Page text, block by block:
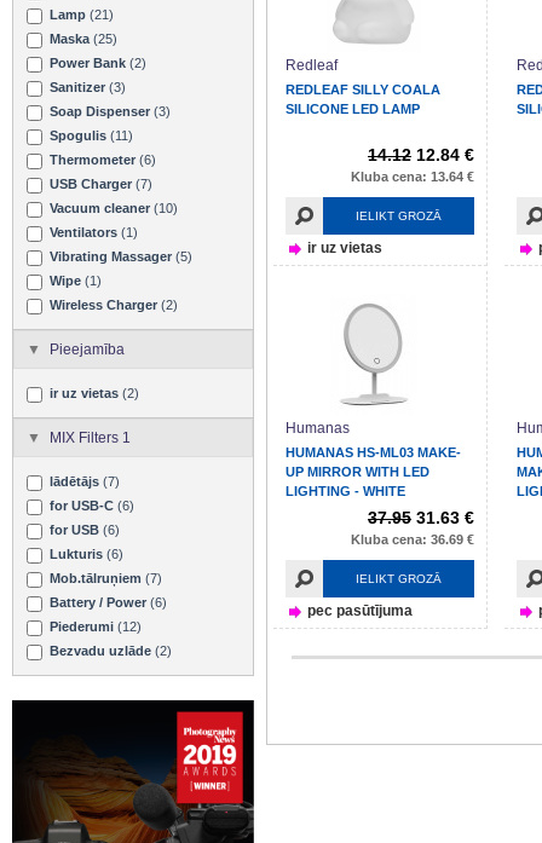
Lamp (21)
Maska (25)
Power Bank (2)
Sanitizer (3)
Soap Dispenser (3)
Spogulis (11)
Thermometer (6)
USB Charger (7)
Vacuum cleaner (10)
Ventilators (1)
Vibrating Massager (5)
Wipe (1)
Wireless Charger (2)
Pieejamība
ir uz vietas (2)
MIX Filters 1
lādētājs (7)
for USB-C (6)
for USB (6)
Lukturis (6)
Mob.tālruņiem (7)
Battery / Power (6)
Piederumi (12)
Bezvadu uzlāde (2)
Redleaf
REDLEAF SILLY COALA
SILICONE LED LAMP
14.12 12.84 €
Kluba cena: 13.64 €
IELIKT GROZĀ
ir uz vietas
Humanas
HUMANAS HS-ML03 MAKE-
UP MIRROR WITH LED
LIGHTING - WHITE
37.95 31.63 €
Kluba cena: 36.69 €
IELIKT GROZĀ
pec pasūtījuma